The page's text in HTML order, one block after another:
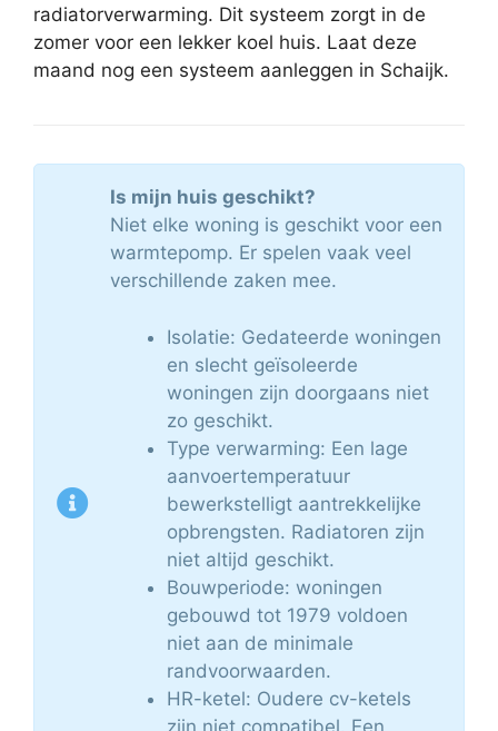
radiatorverwarming. Dit systeem zorgt in de
zomer voor een lekker koel huis. Laat deze
maand nog een systeem aanleggen in Schaijk.
Is mijn huis geschikt?
Niet elke woning is geschikt voor een
warmtepomp. Er spelen vaak veel
verschillende zaken mee.
Isolatie: Gedateerde woningen
en slecht geïsoleerde
woningen zijn doorgaans niet
zo geschikt.
Type verwarming: Een lage
aanvoertemperatuur
bewerkstelligt aantrekkelijke
opbrengsten. Radiatoren zijn
niet altijd geschikt.
Bouwperiode: woningen
gebouwd tot 1979 voldoen
niet aan de minimale
randvoorwaarden.
HR-ketel: Oudere cv-ketels
zijn niet compatibel. Een